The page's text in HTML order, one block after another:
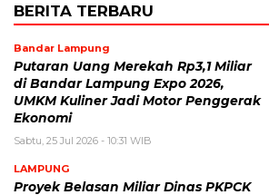
BERITA TERBARU
Bandar Lampung
Putaran Uang Merekah Rp3,1 Miliar
di Bandar Lampung Expo 2026,
UMKM Kuliner Jadi Motor Penggerak
Ekonomi
Sabtu, 25 Jul 2026 - 10:31 WIB
LAMPUNG
Proyek Belasan Miliar Dinas PKPCK